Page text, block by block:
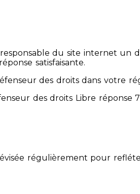
du site internet un
satisfaisante.
des droits dans votre
des droits Libre réponse
régulièrement pour